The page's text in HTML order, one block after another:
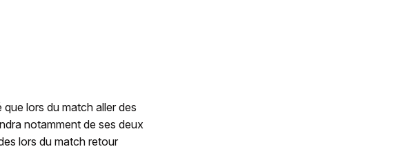
lors du match aller des
notamment de ses deux
lors du match retour